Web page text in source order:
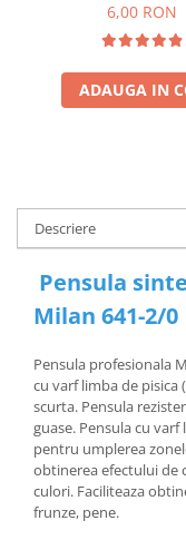
6,00 RON
ADAUGA IN
Descriere
Pensula
Milan 641-2/0
Pensula profesionala
cu varf limba de pisica
scurta. Pensula
guase. Pensula cu
pentru umplerea
obtinerea efectului de
culori. Faciliteaza
frunze, pene.